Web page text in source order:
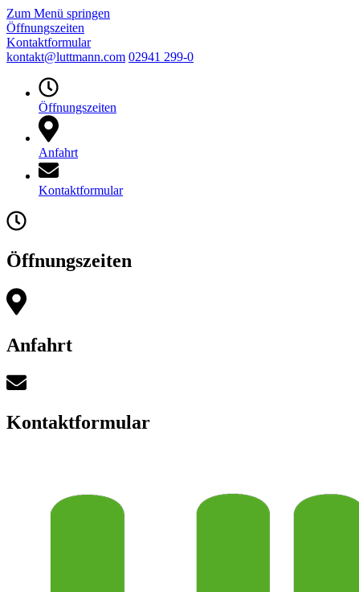
Zum Menü springen
Öffnungszeiten
Kontaktformular
kontakt@luttmann.com 02941 299-0
Öffnungszeiten
Anfahrt
Kontaktformular
Öffnungszeiten
Anfahrt
Kontaktformular